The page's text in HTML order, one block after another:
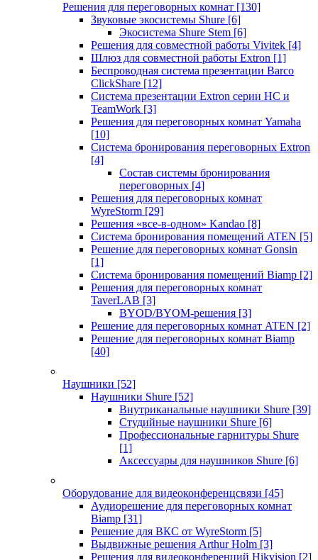
Решения для переговорных комнат [130]
Звуковые экосистемы Shure [6]
Экосистема Shure Stem [6]
Решения для совместной работы Vivitek [4]
Шлюз для совместной работы Extron [1]
Беспроводная система презентации Barco
ClickShare [12]
Система презентации Extron серии HC и
TeamWork [3]
Решения для переговорных комнат Yamaha
[10]
Система бронирования переговорных Extron
[4]
Состав системы бронирования
переговорных [4]
Решения для переговорных комнат
WyreStorm [29]
Решения «все-в-одном» Kandao [8]
Система бронирования помещений ATEN [5]
Решение для переговорных комнат Gonsin
[1]
Система бронирования помещений Biamp [2]
Решения для переговорных комнат
TaverLAB [3]
BYOD/BYOM-решения [3]
Решение для переговорных комнат ATEN [2]
Решение для переговорных комнат Biamp
[40]
Наушники [52]
Наушники Shure [52]
Внутриканальные наушники Shure [39]
Студийные наушники Shure [6]
Профессиональные гарнитуры Shure
[1]
Аксессуары для наушников Shure [6]
Оборудование для видеоконференцсвязи [45]
Аудиорешение для переговорных комнат
Biamp [31]
Решение для ВКС от WyreStorm [5]
Выдвижные решения Arthur Holm [3]
Решения для видеоконференций Hikvision [2]